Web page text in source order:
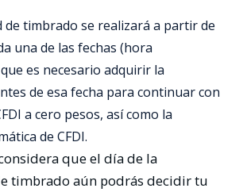
de timbrado se realizará a partir de
una de las fechas (hora
es necesario adquirir la
de esa fecha para continuar con
a cero pesos, así como la
de CFDI.
que el día de la
timbrado aún podrás decidir tu